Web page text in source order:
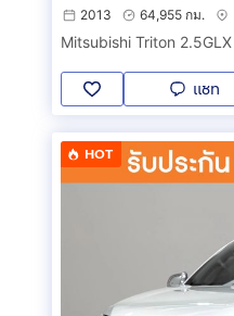
2013
64,955 กม.
แชท
HOT